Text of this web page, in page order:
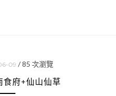
09 /85 次瀏覽
食府+仙山仙草